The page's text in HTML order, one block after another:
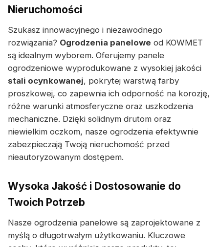
Nieruchomości
Szukasz innowacyjnego i niezawodnego
rozwiązania? Ogrodzenia panelowe od KOWMET
są idealnym wyborem. Oferujemy panele
ogrodzeniowe wyprodukowane z wysokiej jakości
stali ocynkowanej, pokrytej warstwą farby
proszkowej, co zapewnia ich odporność na korozję,
różne warunki atmosferyczne oraz uszkodzenia
mechaniczne. Dzięki solidnym drutom oraz
niewielkim oczkom, nasze ogrodzenia efektywnie
zabezpieczają Twoją nieruchomość przed
nieautoryzowanym dostępem.
Wysoka Jakość i Dostosowanie do
Twoich Potrzeb
Nasze ogrodzenia panelowe są zaprojektowane z
myślą o długotrwałym użytkowaniu. Kluczowe